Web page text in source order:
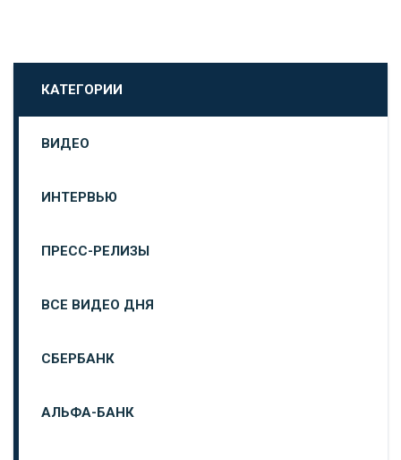
КАТЕГОРИИ
ВИДЕО
ИНТЕРВЬЮ
ПРЕСС-РЕЛИЗЫ
ВСЕ ВИДЕО ДНЯ
СБЕРБАНК
АЛЬФА-БАНК